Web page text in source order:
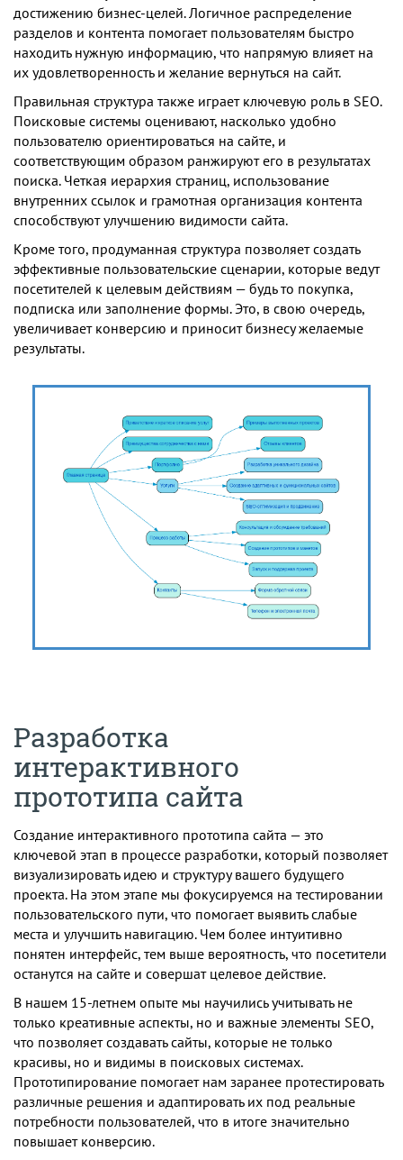
достижению бизнес-целей. Логичное распределение
разделов и контента помогает пользователям быстро
находить нужную информацию, что напрямую влияет на
их удовлетворенность и желание вернуться на сайт.
Правильная структура также играет ключевую роль в SEO.
Поисковые системы оценивают, насколько удобно
пользователю ориентироваться на сайте, и
соответствующим образом ранжируют его в результатах
поиска. Четкая иерархия страниц, использование
внутренних ссылок и грамотная организация контента
способствуют улучшению видимости сайта.
Кроме того, продуманная структура позволяет создать
эффективные пользовательские сценарии, которые ведут
посетителей к целевым действиям — будь то покупка,
подписка или заполнение формы. Это, в свою очередь,
увеличивает конверсию и приносит бизнесу желаемые
результаты.
Разработка
интерактивного
прототипа сайта
Создание интерактивного прототипа сайта — это
ключевой этап в процессе разработки, который позволяет
визуализировать идею и структуру вашего будущего
проекта. На этом этапе мы фокусируемся на тестировании
пользовательского пути, что помогает выявить слабые
места и улучшить навигацию. Чем более интуитивно
понятен интерфейс, тем выше вероятность, что посетители
останутся на сайте и совершат целевое действие.
В нашем 15-летнем опыте мы научились учитывать не
только креативные аспекты, но и важные элементы SEO,
что позволяет создавать сайты, которые не только
красивы, но и видимы в поисковых системах.
Прототипирование помогает нам заранее протестировать
различные решения и адаптировать их под реальные
потребности пользователей, что в итоге значительно
повышает конверсию.